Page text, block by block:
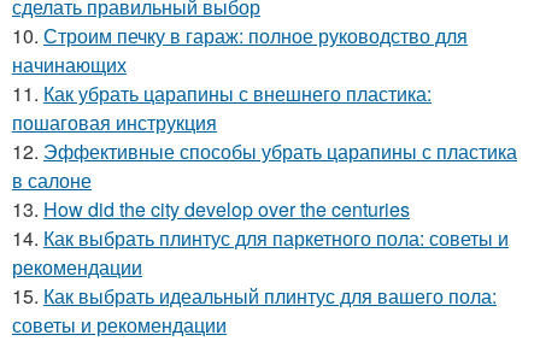
сделать правильный выбор
10. Строим печку в гараж: полное руководство для
начинающих
11. Как убрать царапины с внешнего пластика:
пошаговая инструкция
12. Эффективные способы убрать царапины с пластика
в салоне
13. How did the city develop over the centuries
14. Как выбрать плинтус для паркетного пола: советы и
рекомендации
15. Как выбрать идеальный плинтус для вашего пола:
советы и рекомендации